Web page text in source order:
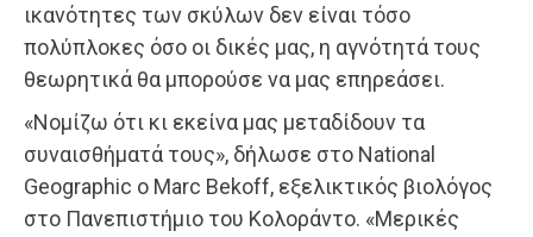
ικανότητες των σκύλων δεν είναι τόσο
πολύπλοκες όσο οι δικές μας, η αγνότητά τους
θεωρητικά θα μπορούσε να μας επηρεάσει.
«Νομίζω ότι κι εκείνα μας μεταδίδουν τα
συναισθήματά τους», δήλωσε στο National
Geographic ο Marc Bekoff, εξελικτικός βιολόγος
στο Πανεπιστήμιο του Κολοράντο. «Μερικές